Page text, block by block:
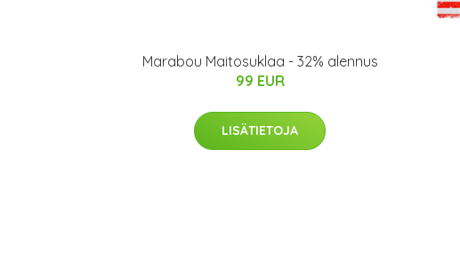
Marabou Maitosuklaa - 32% alennus
99 EUR
LISÄTIETOJA